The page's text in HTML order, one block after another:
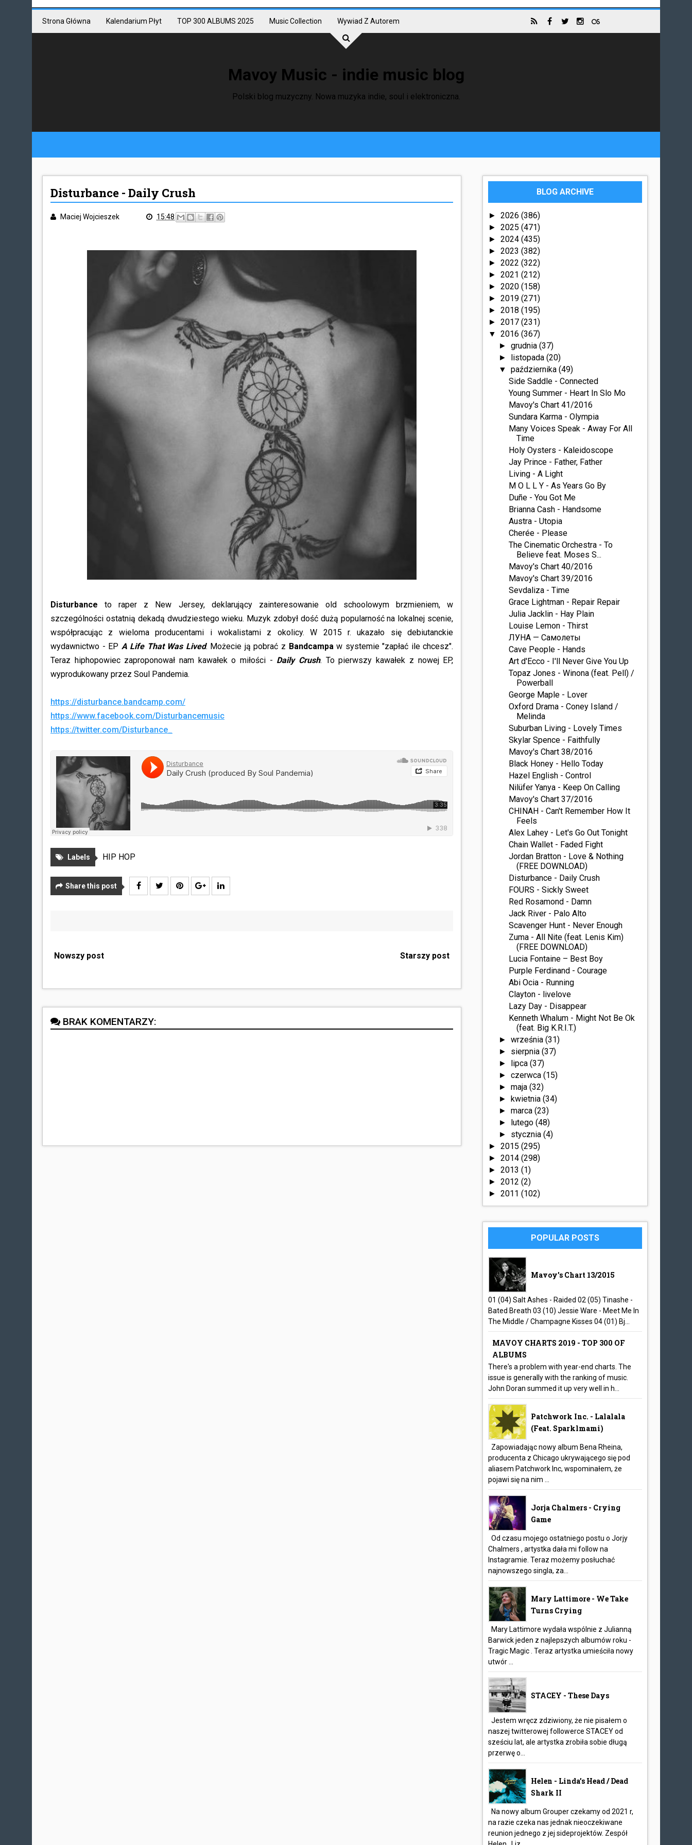
Strona Główna Kalendarium Płyt TOP 300 ALBUMS 2025 Music Collection Wywiad Z Autorem
Mavoy Music - indie music blog
Polski blog muzyczny. Nowa muzyka indie, soul i elektroniczna.
Disturbance - Daily Crush
Maciej Wojcieszek 15:48
Disturbanceto raper z New Jersey, deklarujący zainteresowanie old schoolowym brzmieniem, w
szczególności ostatnią dekadą dwudziestego wieku. Muzyk zdobył dość dużą popularność na lokalnej scenie,
współpracując z wieloma producentami i wokalistami z okolicy. W 2015 r. ukazało się debiutanckie
wydawnictwo - EP A Life That Was Lived. Możecie ją pobrać z Bandcampaw systemie "zapłać ile chcesz".
Teraz hiphopowiec zaproponował nam kawałek o miłości - Daily Crush. To pierwszy kawałek z nowej EP,
wyprodukowany przez Soul Pandemia.
https://disturbance.bandcamp.com/
https://www.facebook.com/Disturbancemusic
https://twitter.com/Disturbance_
Labels HIP HOP
Share this post
Nowszy post Starszy post
BRAK KOMENTARZY:
BLOG ARCHIVE
►2026(386)
►2025(471)
►2024(435)
►2023(382)
►2022(322)
►2021(212)
►2020(158)
►2019(271)
►2018(195)
►2017(231)
▼2016(367)
► grudnia (37)
► listopada (20)
▼ października (49)
Side Saddle - Connected
Young Summer - Heart In Slo Mo
Mavoy's Chart 41/2016
Sundara Karma - Olympia
Many Voices Speak - Away For All
Time
Holy Oysters - Kaleidoscope
Jay Prince - Father, Father
Living - A Light
M O L L Y - As Years Go By
Duñe - You Got Me
Brianna Cash - Handsome
Austra - Utopia
Cherée - Please
The Cinematic Orchestra - To
Believe feat. Moses S...
Mavoy's Chart 40/2016
Mavoy's Chart 39/2016
Sevdaliza - Time
Grace Lightman - Repair Repair
Julia Jacklin - Hay Plain
Louise Lemon - Thirst
ЛУНА — Самолеты
Cave People - Hands
Art d'Ecco - I'll Never Give You Up
Topaz Jones - Winona (feat. Pell) /
Powerball
George Maple - Lover
Oxford Drama - Coney Island /
Melinda
Suburban Living - Lovely Times
Skylar Spence - Faithfully
Mavoy's Chart 38/2016
Black Honey - Hello Today
Hazel English - Control
Nilüfer Yanya - Keep On Calling
Mavoy's Chart 37/2016
CHINAH - Can't Remember How It
Feels
Alex Lahey - Let's Go Out Tonight
Chain Wallet - Faded Fight
Jordan Bratton - Love & Nothing
(FREE DOWNLOAD)
Disturbance - Daily Crush
FOURS - Sickly Sweet
Red Rosamond - Damn
Jack River - Palo Alto
Scavenger Hunt - Never Enough
Zuma - All Nite (feat. Lenis Kim)
(FREE DOWNLOAD)
Lucia Fontaine – Best Boy
Purple Ferdinand - Courage
Abi Ocia - Running
Clayton - livelove
Lazy Day - Disappear
Kenneth Whalum - Might Not Be Ok
(feat. Big K.R.I.T.)
► września (31)
► sierpnia (37)
► lipca (37)
► czerwca (15)
► maja (32)
► kwietnia (34)
► marca (23)
► lutego (48)
► stycznia (4)
►2015(295)
►2014(298)
►2013(1)
►2012(2)
►2011(102)
POPULAR POSTS
Mavoy's Chart 13/2015
01 (04) Salt Ashes - Raided 02 (05) Tinashe -
Bated Breath 03 (10) Jessie Ware - Meet Me In
The Middle / Champagne Kisses 04 (01) Bj...
MAVOY CHARTS 2019 - TOP 300 OF
ALBUMS
There's a problem with year-end charts. The
issue is generally with the ranking of music.
John Doran summed it up very well in h...
Patchwork Inc. - Lalalala
(feat. Sparklmami)
Zapowiadając nowy album Bena Rheina,
producenta z Chicago ukrywającego się pod
aliasem Patchwork Inc, wspominałem, że
pojawi się na nim ...
Jorja Chalmers - Crying
Game
Od czasu mojego ostatniego postu o Jorjy
Chalmers , artystka dała mi follow na
Instagramie. Teraz możemy posłuchać
najnowszego singla, za...
Mary Lattimore - We Take
Turns Crying
Mary Lattimore wydała wspólnie z Julianną
Barwick jeden z najlepszych albumów roku -
Tragic Magic . Teraz artystka umieściła nowy
utwór ...
STACEY - These Days
Jestem wręcz zdziwiony, że nie pisałem o
naszej twitterowej followerce STACEY od
sześciu lat, ale artystka zrobiła sobie długą
przerwę o...
Helen - Linda’s Head / Dead
Shark II
Na nowy album Grouper czekamy od 2021 r,
na razie czeka nas jednak nieoczekiwane
reunion jednego z jej sideprojektów. Zespół